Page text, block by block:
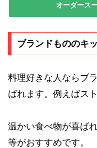
オーダース
ブランドもののキ
料理好きな人ならブ
ばれます。例えばス
温かい食べ物が喜ば
等がおすすめです。